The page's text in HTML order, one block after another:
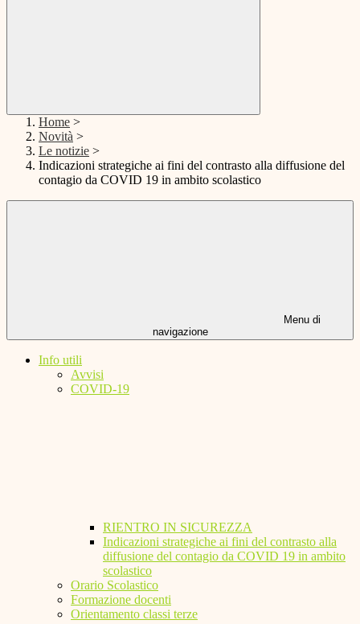
Home >
Novità >
Le notizie >
Indicazioni strategiche ai fini del contrasto alla diffusione del
contagio da COVID 19 in ambito scolastico
Menu di
navigazione
Info utili
Avvisi
COVID-19
RIENTRO IN SICUREZZA
Indicazioni strategiche ai fini del contrasto alla
diffusione del contagio da COVID 19 in ambito
scolastico
Orario Scolastico
Formazione docenti
Orientamento classi terze